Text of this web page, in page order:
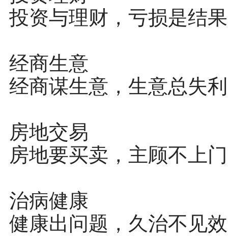
投资与理财，亏损是结
经商生意
经商谋生意，生意总失
房地交易
房地要买卖，主顾不上
治病健康
健康出问题，久治不见